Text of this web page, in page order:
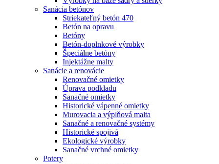
Sanácia betónov
Striekateľný betón 470
Betón na opravu
Betóny
Betón-doplnkové výrobky
Špeciálne betóny
Injektážne malty
Sanácie a renovácie
Renovačné omietky
Úprava podkladu
Sanačné omietky
Historické vápenné omietky
Murovacia a výplňová malta
Sanačné a renovačné systémy
Historické spojivá
Ekologické výrobky
Sanačné vrchné omietky
Potery